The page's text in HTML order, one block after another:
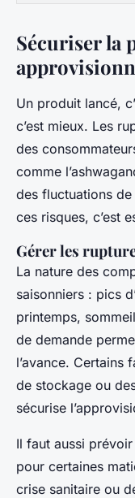
Sécuriser la
Un produit lancé,
c’est mieux. Les
des
comme
des fluctuations
ces risques, c’est
Gérer les
La nature des
saisonniers : pics
printemps,
de demande
l’avance. Certains
de stockage ou
sécurise
Il faut aussi
pour certaines
crise sanitaire ou